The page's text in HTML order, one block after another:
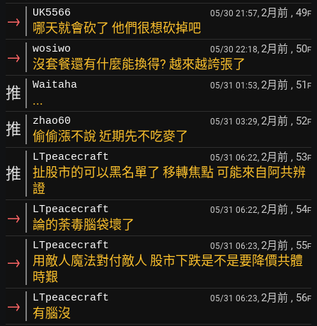
→ UK5566 05/30 21:57, 2月前 , 49F
哪天就會砍了 他們很想砍掉吧
→ wosiwo 05/30 22:18, 2月前 , 50F
沒套餐還有什麼能換得? 越來越誇張了
推 Waitaha 05/31 01:53, 2月前 , 51 F
...
推 zhao60 05/31 03:29, 2月前 , 52F
偷偷漲不說 近期先不吃麥了
推
LTpeacecraft 05/31 06:22, 2月前 , 53F
扯股市的可以黑名單了 移轉焦點 可能來自阿共辨
證
→ LTpeacecraft 05/31 06:22, 2月前 , 54F
論的荼毒腦袋壞了
→
LTpeacecraft 05/31 06:23, 2月前 , 55F
用敵人魔法對付敵人 股市下跌是不是要降價共體
時艱
→ LTpeacecraft 05/31 06:23, 2月前 , 56F
有腦沒